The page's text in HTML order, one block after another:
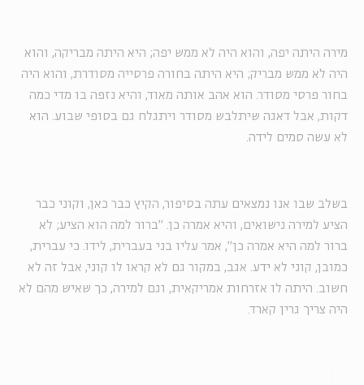
מירה היתה יפה, והוא היה לא ממש יפה; היא היתה מבריקה, והוא
היה לא ממש מבריק; היא היתה בחורה פרסייה מסודרת, והוא היה
בחור פרסי מסודר. הוא אהב אותה מאוד, והיא נזפה בו מדי כמה
דקות, אבל דאגה שיתלבש מסודר ויתגלח גם בסופי שבוע. הוא
לא עשה סמים לידה.
בשלב שבו אנו נמצאים עתה בסיפור, הקיץ כבר כאן, וקוני כבר
הציע למירה נישואים, והיא אמרה כן. "ברור למה הוא הציע; לא
ברור למה היא אמרה כן", אמר עליו בני בעברית, לידו. כי עברית,
כמובן, קוני לא ידע. אגב, במקור גם לא קראו לו קוני, אבל זה לא
חשוב. היתה לו אזרחות אמריקאית, וגם למירה, כך שאיש מהם לא
היה צריך גרין קארד.